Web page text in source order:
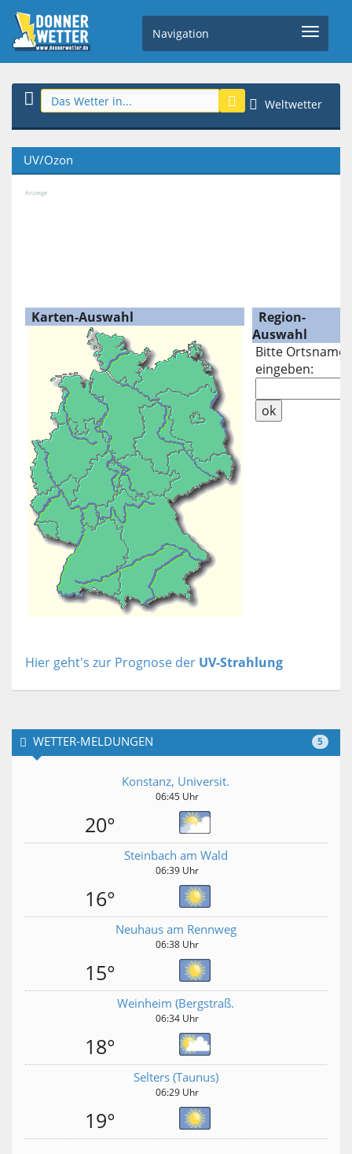
Navigation
Weltwetter
UV/Ozon
Anzeige
Karten-Auswahl
Region-
Auswahl
Bitte
eingeben:
Hier geht's zur Prognose der UV-Strahlung
5
WETTER-MELDUNGEN
Konstanz, Universit.
06:45 Uhr
20°
Steinbach am Wald
06:39 Uhr
16°
Neuhaus am Rennweg
06:38 Uhr
15°
Weinheim (Bergstraß.
06:34 Uhr
18°
Selters (Taunus)
06:29 Uhr
19°